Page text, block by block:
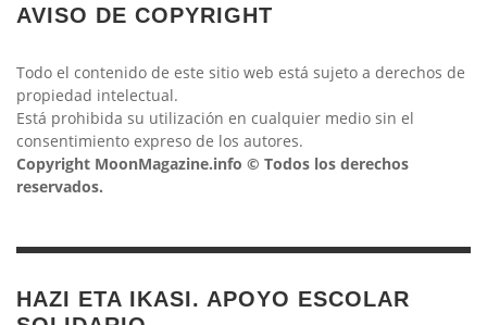
AVISO DE COPYRIGHT
Todo el contenido de este sitio web está sujeto a derechos de
propiedad intelectual.
Está prohibida su utilización en cualquier medio sin el
consentimiento expreso de los autores.
Copyright MoonMagazine.info © Todos los derechos
reservados.
HAZI ETA IKASI. APOYO ESCOLAR